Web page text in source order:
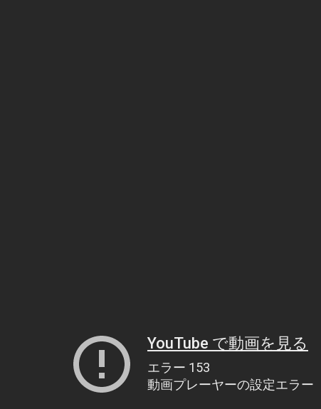
YouTube で動画を見る
エラー 153
動画プレーヤーの設定エラー